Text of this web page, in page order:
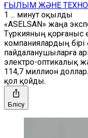
ҒЫЛЫМ ЖӘНЕ
1 ... минут оқылды
«ASELSAN» жаңа
Түркияның қорғаныс
компаниялардың бірі
пайдаланушыларға
электро-оптикалық
114,7 миллион
қол қойды.
Бөлісу